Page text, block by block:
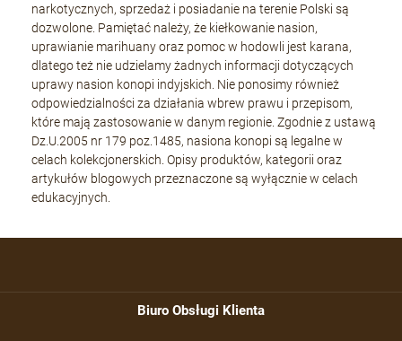
narkotycznych, sprzedaż i posiadanie na terenie Polski są
dozwolone. Pamiętać należy, że kiełkowanie nasion,
uprawianie marihuany oraz pomoc w hodowli jest karana,
dlatego też nie udzielamy żadnych informacji dotyczących
uprawy nasion konopi indyjskich. Nie ponosimy również
odpowiedzialności za działania wbrew prawu i przepisom,
które mają zastosowanie w danym regionie. Zgodnie z ustawą
Dz.U.2005 nr 179 poz.1485, nasiona konopi są legalne w
celach kolekcjonerskich. Opisy produktów, kategorii oraz
artykułów blogowych przeznaczone są wyłącznie w celach
edukacyjnych.
Biuro Obsługi Klienta